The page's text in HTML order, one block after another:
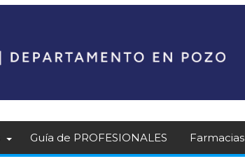
Guía de PROFESIONALES Farmacias